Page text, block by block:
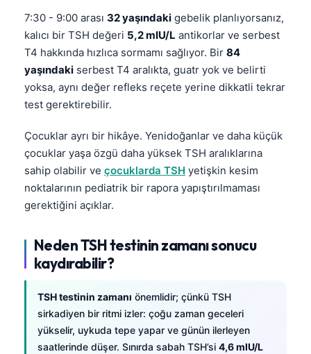
7:30 - 9:00 arası 32 yaşındaki gebelik planlıyorsanız,
kalıcı bir TSH değeri 5,2 mIU/L antikorlar ve serbest
T4 hakkında hızlıca sormamı sağlıyor. Bir 84
yaşındaki serbest T4 aralıkta, guatr yok ve belirti
yoksa, aynı değer refleks reçete yerine dikkatli tekrar
test gerektirebilir.
Çocuklar ayrı bir hikâye. Yenidoğanlar ve daha küçük
çocuklar yaşa özgü daha yüksek TSH aralıklarına
sahip olabilir ve çocuklarda TSH yetişkin kesim
noktalarının pediatrik bir rapora yapıştırılmaması
gerektiğini açıklar.
Neden TSH testinin zamanı sonucu
kaydırabilir?
TSH testinin zamanı önemlidir; çünkü TSH
sirkadiyen bir ritmi izler: çoğu zaman geceleri
yükselir, uykuda tepe yapar ve günün ilerleyen
saatlerinde düşer. Sınırda sabah TSH’si 4,6 mIU/L